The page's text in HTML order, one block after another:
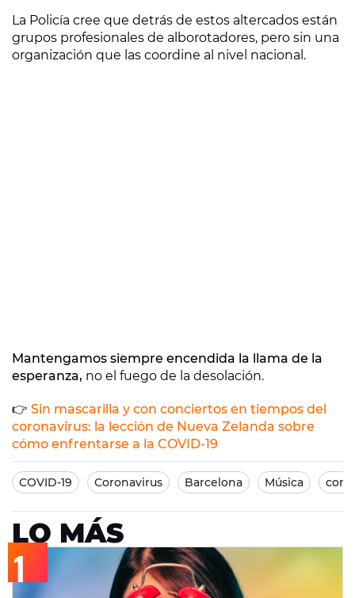
La Policía cree que detrás de estos altercados están
grupos profesionales de alborotadores, pero sin una
organización que las coordine al nivel nacional.
Mantengamos siempre encendida la llama de la
esperanza, no el fuego de la desolación.
👉 Sin mascarilla y con conciertos en tiempos del
coronavirus: la lección de Nueva Zelanda sobre
cómo enfrentarse a la COVID-19
COVID-19 Coronavirus Barcelona Música
LO MÁS